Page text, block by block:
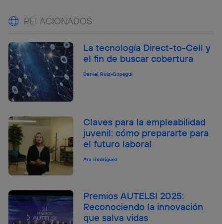
RELACIONADOS
La tecnología Direct-to-Cell y
el fin de buscar cobertura
Daniel Ruiz-Gopegui
Claves para la empleabilidad
juvenil: cómo prepararte para
el futuro laboral
Ara Rodríguez
Premios AUTELSI 2025:
Reconociendo la innovación
que salva vidas